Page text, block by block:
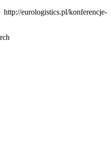
eurologistics.pl/konferencje-